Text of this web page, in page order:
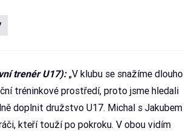
trenér U17):„V klubu se snažíme dlouho
tréninkové prostředí, proto jsme hledali
doplnit družstvo U17. Michal s Jakubem
kteří touží po pokroku. V obou vidím